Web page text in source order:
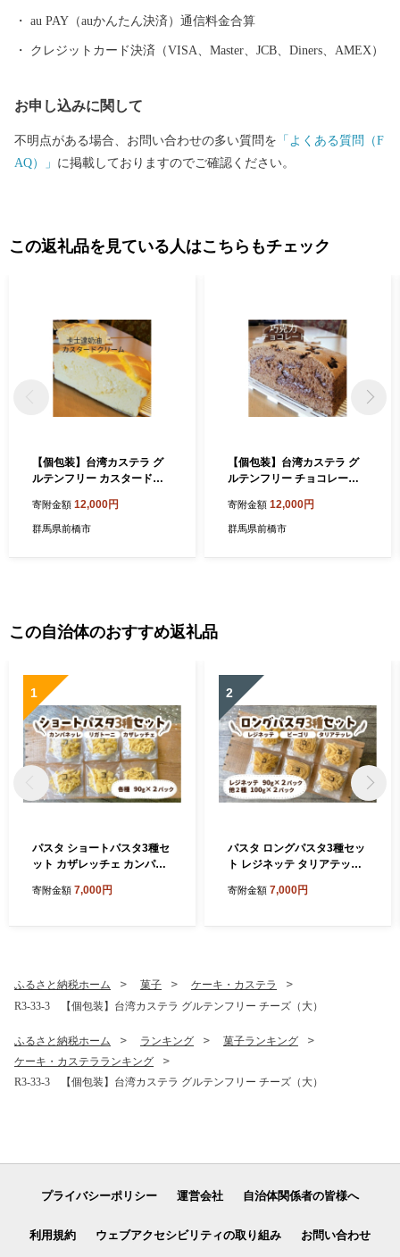
au PAY（auかんたん決済）通信料金合算
クレジットカード決済（VISA、Master、JCB、Diners、AMEX）
お申し込みに関して
不明点がある場合、お問い合わせの多い質問を 「よくある質問（F
AQ）」 に掲載しておりますのでご確認ください。
この返礼品を見ている人はこちらもチェック
【個包装】台湾カステラ グ
ルテンフリー カスタード
寄附金額 12,000円
群馬県前橋市
【個包装】台湾カステラ グ
ルテンフリー チョコレート
寄附金額 12,000円
群馬県前橋市
この自治体のおすすめ返礼品
1
パスタ ショートパスタ3種セ
ット カザレッチェ カンパネ
パスタ コナリエ 簡単 本格 シ
ご飯 コナリエ 群馬県 前橋市
寄附金額 7,000円
2
パスタ ロングパスタ3種セッ
ト レジネッテ タリアテッレ
コナリエ 簡単 本格 ロングパ
寄附金額 7,000円
ふるさと納税ホーム 菓子
ケーキ・カステラ
R3-33-3 【個包装】台湾カステラ グルテンフリー チーズ（大）
ふるさと納税ホーム ランキング
菓子ランキング
ケーキ・カステラランキング
R3-33-3 【個包装】台湾カステラ グルテンフリー チーズ（大）
プライバシーポリシー 運営会社 自治体関係者の皆様へ
利用規約 ウェブアクセシビリティの取り組み お問い合わせ